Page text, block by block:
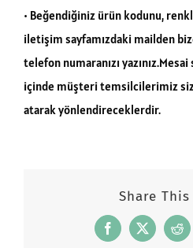
• Beğendiğiniz ürün kodunu,
iletişim sayfamızdaki mailden
telefon numaranızı
içinde müşteri temsilcilerimiz
atarak yönlendireceklerdir.
Share
Facebook
X